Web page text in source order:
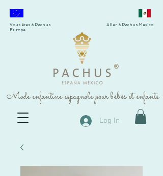
®
Mode enfantine espagnole pour bébés et enfants
Vous êtes à Pachus
Europe
Aller à Pachus Mexico
Log In